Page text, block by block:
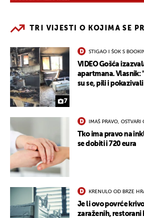
TRI VIJESTI O KOJIMA SE
7
STIGAO I ŠOK S
VIDEO Gošća
apartmana. Vlasnik:
su se, pili i
IMAŠ PRAVO, OSTVARI
Tko ima pravo na
se dobiti i 720 eura
KRENULO OD BRZE
Je li ovo povrće
zaraženih,